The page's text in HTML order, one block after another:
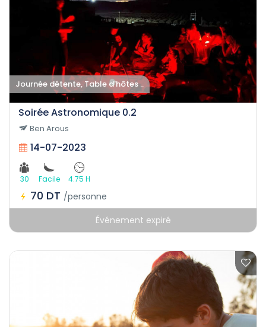
Journée détente, Table d'hôtes ..
Soirée Astronomique 0.2
Ben Arous
14-07-2023
30 Facile 4.75 H
70 DT /personne
Événement expiré